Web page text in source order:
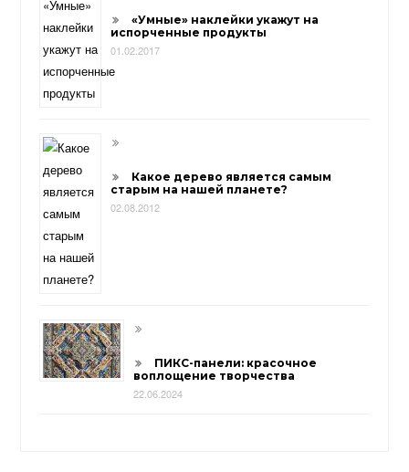
«Умные» наклейки укажут на
испорченные продукты
01.02.2017
Какое дерево является самым
старым на нашей планете?
02.08.2012
ПИКС-панели: красочное
воплощение творчества
22.06.2024